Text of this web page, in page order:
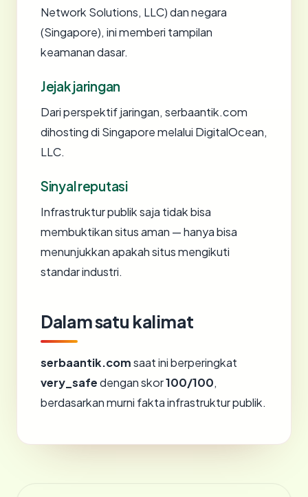
Network Solutions, LLC) dan negara
(Singapore), ini memberi tampilan
keamanan dasar.
Jejak jaringan
Dari perspektif jaringan, serbaantik.com
dihosting di Singapore melalui DigitalOcean,
LLC.
Sinyal reputasi
Infrastruktur publik saja tidak bisa
membuktikan situs aman — hanya bisa
menunjukkan apakah situs mengikuti
standar industri.
Dalam satu kalimat
serbaantik.comsaat ini berperingkat
very_safedengan skor100/100,
berdasarkan murni fakta infrastruktur publik.